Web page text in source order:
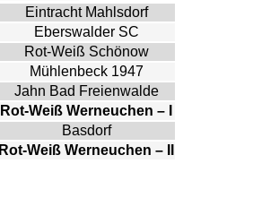
Eintracht Mahlsdorf
Eberswalder SC
Rot-Weiß Schönow
Mühlenbeck 1947
Jahn Bad Freienwalde
Rot-Weiß Werneuchen – I
Basdorf
Rot-Weiß Werneuchen – II